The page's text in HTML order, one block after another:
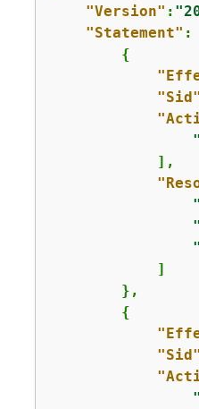
"Version" :
"Statement" :
{
"Sid"
            ],
            ]
        },
{
"Sid"